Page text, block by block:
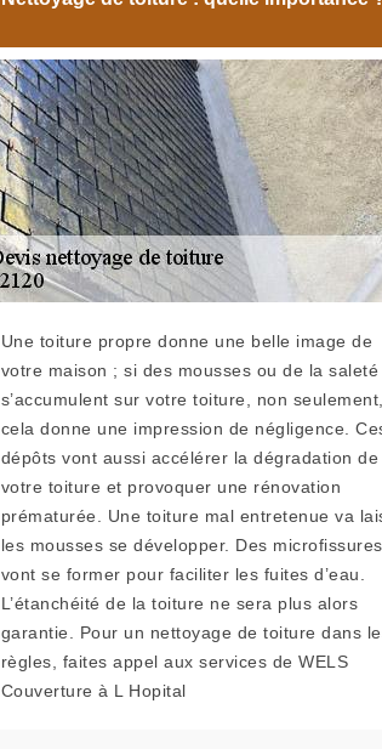
Une toiture propre donne une belle image de
votre maison ; si des mousses ou de la saleté
s’accumulent sur votre toiture, non seulement,
cela donne une impression de négligence.
dépôts vont aussi accélérer la dégradation de
votre toiture et provoquer une rénovation
prématurée. Une toiture mal entretenue va
les mousses se développer. Des microfissures
vont se former pour faciliter les fuites d’eau.
L’étanchéité de la toiture ne sera plus alors
garantie. Pour un nettoyage de toiture dans
règles, faites appel aux services de WELS
Couverture à L Hopital